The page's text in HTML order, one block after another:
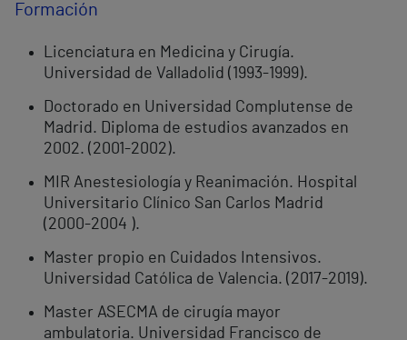
Formación
Licenciatura en Medicina y Cirugía.
Universidad de Valladolid (1993-1999).
Doctorado en Universidad Complutense de
Madrid. Diploma de estudios avanzados en
2002. (2001-2002).
MIR Anestesiología y Reanimación. Hospital
Universitario Clínico San Carlos Madrid
(2000-2004 ).
Master propio en Cuidados Intensivos.
Universidad Católica de Valencia. (2017-2019).
Master ASECMA de cirugía mayor
ambulatoria. Universidad Francisco de